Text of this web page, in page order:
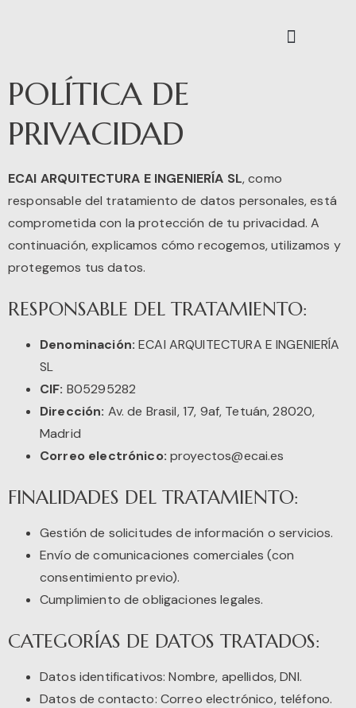
POLÍTICA DE
PRIVACIDAD
ECAI ARQUITECTURA E INGENIERÍA SL, como
responsable del tratamiento de datos personales, está
comprometida con la protección de tu privacidad. A
continuación, explicamos cómo recogemos, utilizamos y
protegemos tus datos.
RESPONSABLE DEL TRATAMIENTO:
Denominación: ECAI ARQUITECTURA E INGENIERÍA
SL
CIF: B05295282
Dirección: Av. de Brasil, 17, 9af, Tetuán, 28020,
Madrid
Correo electrónico: proyectos@ecai.es
FINALIDADES DEL TRATAMIENTO:
Gestión de solicitudes de información o servicios.
Envío de comunicaciones comerciales (con
consentimiento previo).
Cumplimiento de obligaciones legales.
CATEGORÍAS DE DATOS TRATADOS:
Datos identificativos: Nombre, apellidos, DNI.
Datos de contacto: Correo electrónico, teléfono.